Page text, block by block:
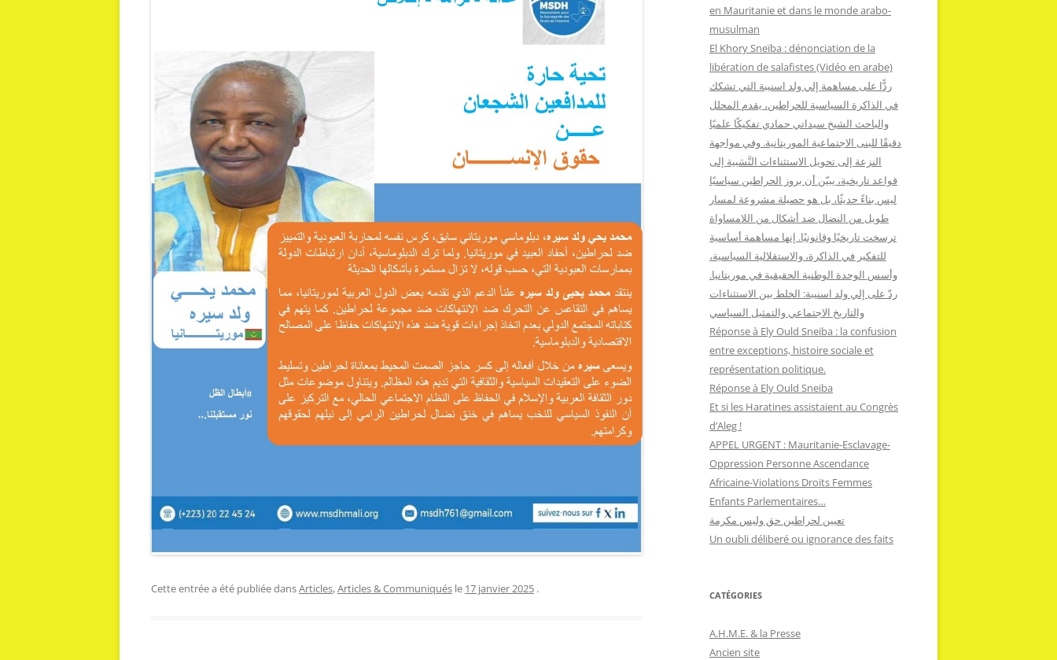
Cette entrée a été publiée dansArticles,Articles & Communiqués le 17 janvier 2025 .
:
en Mauritanie et dans le monde arabo-
musulman
El Khory Sneïba : dénonciation de la
libération de salafistes (Vidéo en arabe)
ردًّا على مساهمة إلي ولد اسنيبة التي تشكك
في الذاكرة السياسية للحراطين، يقدم المحلل
والباحث الشيخ سيداتي حمادي تفكيكًا علميًا
دقيقًا للبنى الاجتماعية الموريتانية. وفي مواجهة
النزعة إلى تحويل الاستثناءات النَّسَبية إلى
قواعد تاريخية، يبيّن أن بروز الحراطين سياسيًا
ليس بناءً حديثًا، بل هو حصيلة مشروعة لمسار
طويل من النضال ضد أشكال من اللامساواة
ترسخت تاريخيًا وقانونيًا. إنها مساهمة أساسية
للتفكير في الذاكرة، والاستقلالية السياسية،
وأسس الوحدة الوطنية الحقيقية في موريتانيا.
ردّ على إلي ولد اسنيبة: الخلط بين الاستثناءات
والتاريخ الاجتماعي والتمثيل السياسي
Réponse à Ely Ould Sneiba : la confusion
entre exceptions, histoire sociale et
représentation politique.
Réponse à Ely Ould Sneiba
Et si les Haratines assistaient au Congrès
d’Aleg !
APPEL URGENT : Mauritanie-Esclavage-
Oppression Personne Ascendance
Africaine-Violations Droits Femmes
Enfants Parlementaires…
تعيين لحراطين حق وليس مكرمة
Un oubli déliberé ou ignorance des faits
CATÉGORIES
A.H.M.E. & la Presse
Ancien site